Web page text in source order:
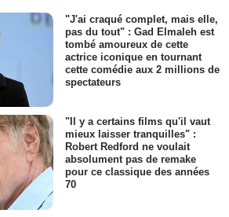
"J'ai craqué complet, mais elle,
pas du tout" : Gad Elmaleh est
tombé amoureux de cette
actrice iconique en tournant
cette comédie aux 2 millions de
spectateurs
"Il y a certains films qu'il vaut
mieux laisser tranquilles" :
Robert Redford ne voulait
absolument pas de remake
pour ce classique des années
70